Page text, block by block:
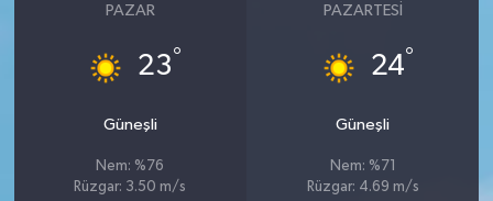
PAZAR
23°
Güneşli
Nem: %76
Rüzgar: 3.50 m/s
PAZARTESI
24°
Güneşli
Nem: %71
Rüzgar: 4.69 m/s